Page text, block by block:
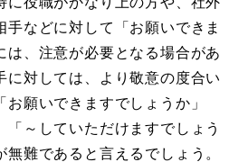
手などに対して「お願いできま
は、注意が必要となる場合があ
に対しては、より敬意の度合い
願いできますでしょうか」
「～していただけますでしょう
難であると言えるでしょう。